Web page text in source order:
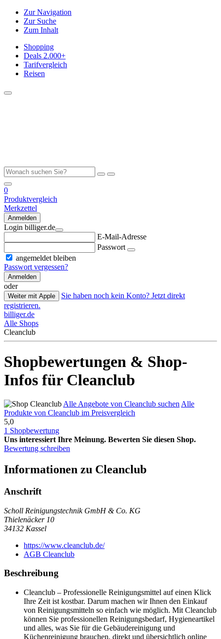
Zur Navigation
Zur Suche
Zum Inhalt
Shopping
Deals 2.000+
Tarifvergleich
Reisen
0
Produktvergleich
Merkzettel
Anmelden
Login billiger.de
E-Mail-Adresse
Passwort
angemeldet bleiben
Passwort vergessen?
Anmelden
oder
Weiter mit Apple
Sie haben noch kein Konto? Jetzt direkt
registrieren.
billiger.de
Alle Shops
Cleanclub
Shopbewertungen & Shop-
Infos für Cleanclub
Alle Angebote von Cleanclub suchen Alle
Produkte von Cleanclub im Preisvergleich
5,0
1 Shopbewertung
Uns interessiert Ihre Meinung. Bewerten Sie diesen Shop.
Bewertung schreiben
Informationen zu Cleanclub
Anschrift
Scholl Reinigungstechnik GmbH & Co. KG
Thielenäcker 10
34132 Kassel
https://www.cleanclub.de/
AGB Cleanclub
Beschreibung
Cleanclub – Professionelle Reinigungsmittel auf einen Klick
Ihre Zeit ist kostbar. Darum machen wir Ihnen den Einkauf
von Reinigungsmitteln so einfach wie möglich. Mit Cleanclub
können Sie professionellen Reinigungsbedarf, Hygieneartikel
und alles, was Sie für die Gebäudereinigung und
Küchenreinigung brauchen, direkt und übersichtlich online